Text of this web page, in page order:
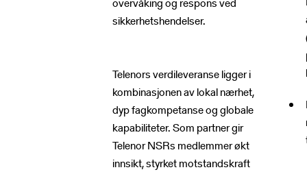
sikkerhetshendelser.
Telenors verdileveranse ligger i
kombinasjonen av lokal nærhet,
dyp fagkompetanse og globale
kapabiliteter. Som partner gir
Telenor NSRs medlemmer økt
innsikt, styrket motstandskraft